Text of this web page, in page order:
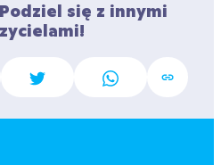
się z innymi